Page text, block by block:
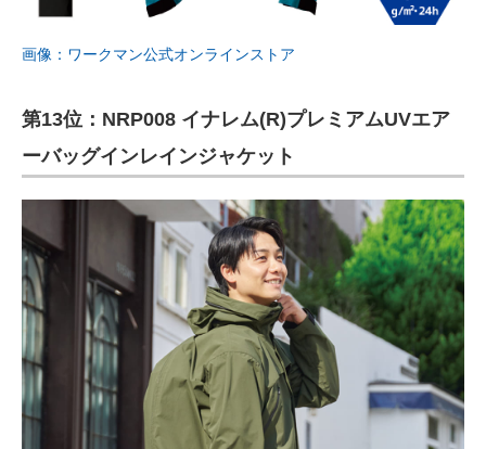
画像：ワークマン公式オンラインストア
第13位：NRP008 イナレム(R)プレミアムUVエア
ーバッグインレインジャケット